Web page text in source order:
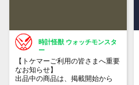
時計怪獣 ウォッチモンスタ
ー
【トケマーご利用の皆さまへ重要
なお知らせ】
出品中の商品は、掲載開始から